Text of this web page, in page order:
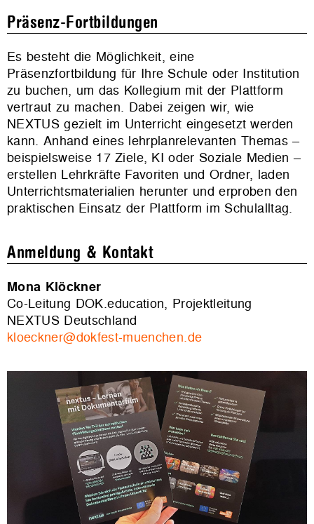
Präsenz-Fortbildungen
Es besteht die Möglichkeit, eine
Präsenzfortbildung für Ihre Schule oder Institution
zu buchen, um das Kollegium mit der Plattform
vertraut zu machen. Dabei zeigen wir, wie
NEXTUS gezielt im Unterricht eingesetzt werden
kann. Anhand eines lehrplanrelevanten Themas –
beispielsweise 17 Ziele, KI oder Soziale Medien –
erstellen Lehrkräfte Favoriten und Ordner, laden
Unterrichtsmaterialien herunter und erproben den
praktischen Einsatz der Plattform im Schulalltag.
Anmeldung & Kontakt
Mona Klöckner
Co-Leitung DOK.education, Projektleitung
NEXTUS Deutschland
kloeckner@dokfest-muenchen.de